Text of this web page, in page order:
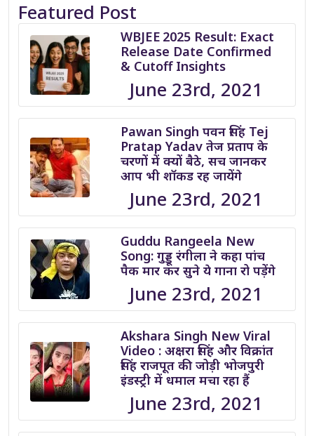
Featured Post
WBJEE 2025 Result: Exact
Release Date Confirmed
& Cutoff Insights
June 23rd, 2021
Pawan Singh पवन सिंह Tej
Pratap Yadav तेज प्रताप के
चरणों में क्यों बैठे, सच जानकर
आप भी शॉकड रह जायेंगे
June 23rd, 2021
Guddu Rangeela New
Song: गुड्डू रंगीला ने कहा पांच
पैक मार कर सुने ये गाना रो पड़ेंगे
June 23rd, 2021
Akshara Singh New Viral
Video : अक्षरा सिंह और विक्रांत
सिंह राजपूत की जोड़ी भोजपुरी
इंडस्ट्री में धमाल मचा रहा हैं
June 23rd, 2021